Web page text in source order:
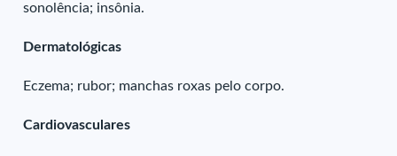
sonolência; insônia.
Dermatológicas
Eczema; rubor; manchas roxas pelo corpo.
Cardiovasculares